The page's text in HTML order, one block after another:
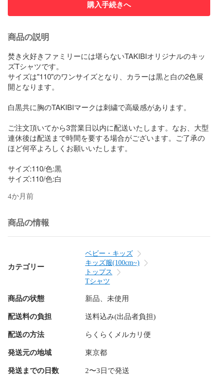
購入手続きへ
商品の説明
焚き火好きファミリーには堪らないTAKIBIオリジナルのキッ
ズTシャツです。
サイズは"110"のワンサイズとなり、カラーは黒と白の2色展
開となります。
白黒共に胸のTAKIBIマークは刺繍で高級感があります。
ご注文頂いてから3営業日以内に配送いたします。なお、大型
連休後は配送まで時間を要する場合がございます。ご了承の
ほど何卒よろしくお願いいたします。
サイズ:110/色:黒
4か月前
商品の情報
カテゴリー
ベビー・キッズ
キッズ服(100cm~)
トップス
Tシャツ
商品の状態 新品、未使用
配送料の負担 送料込み(出品者負担)
配送の方法 らくらくメルカリ便
発送元の地域 東京都
発送までの日数 2〜3日で発送